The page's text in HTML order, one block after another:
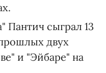
Пантич сыграл 13
двух
и "Эйбаре" на